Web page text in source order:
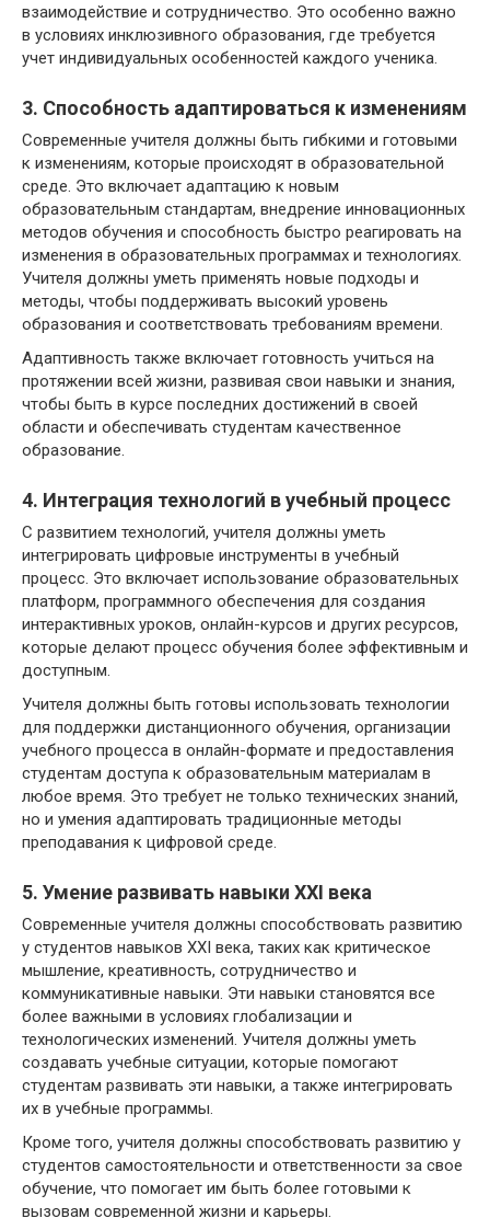
взаимодействие и сотрудничество. Это особенно важно
в условиях инклюзивного образования, где требуется
учет индивидуальных особенностей каждого ученика.
3. Способность адаптироваться к изменениям
Современные учителя должны быть гибкими и готовыми
к изменениям, которые происходят в образовательной
среде. Это включает адаптацию к новым
образовательным стандартам, внедрение инновационных
методов обучения и способность быстро реагировать на
изменения в образовательных программах и технологиях.
Учителя должны уметь применять новые подходы и
методы, чтобы поддерживать высокий уровень
образования и соответствовать требованиям времени.
Адаптивность также включает готовность учиться на
протяжении всей жизни, развивая свои навыки и знания,
чтобы быть в курсе последних достижений в своей
области и обеспечивать студентам качественное
образование.
4. Интеграция технологий в учебный процесс
С развитием технологий, учителя должны уметь
интегрировать цифровые инструменты в учебный
процесс. Это включает использование образовательных
платформ, программного обеспечения для создания
интерактивных уроков, онлайн-курсов и других ресурсов,
которые делают процесс обучения более эффективным и
доступным.
Учителя должны быть готовы использовать технологии
для поддержки дистанционного обучения, организации
учебного процесса в онлайн-формате и предоставления
студентам доступа к образовательным материалам в
любое время. Это требует не только технических знаний,
но и умения адаптировать традиционные методы
преподавания к цифровой среде.
5. Умение развивать навыки XXI века
Современные учителя должны способствовать развитию
у студентов навыков XXI века, таких как критическое
мышление, креативность, сотрудничество и
коммуникативные навыки. Эти навыки становятся все
более важными в условиях глобализации и
технологических изменений. Учителя должны уметь
создавать учебные ситуации, которые помогают
студентам развивать эти навыки, а также интегрировать
их в учебные программы.
Кроме того, учителя должны способствовать развитию у
студентов самостоятельности и ответственности за свое
обучение, что помогает им быть более готовыми к
вызовам современной жизни и карьеры.